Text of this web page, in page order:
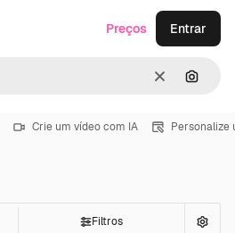
Limpar
Preços Entrar
Crie um vídeo com IA Personalize
Filtros